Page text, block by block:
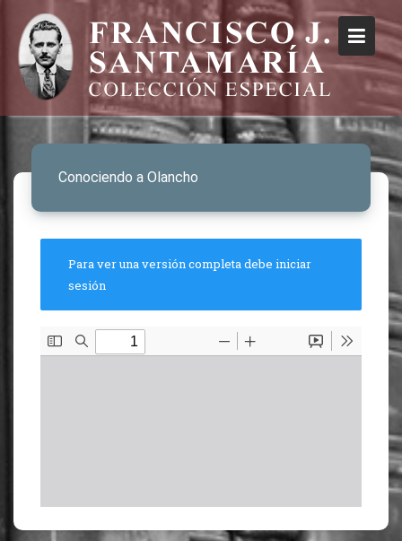
Conociendo a Olancho
Para ver una versión completa debe iniciar
sesión